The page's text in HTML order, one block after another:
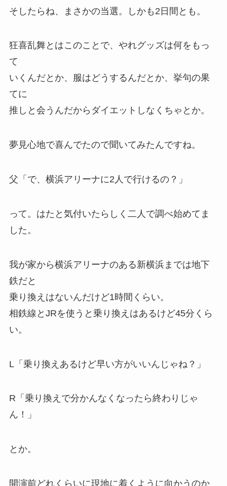
そしたらね、まさかの当選 。しかも2日間とも。
狂喜乱舞とはこのことで、やれグッズは何をもっ
て
いくんだとか、服はどうするんだとか、挙句の果
てに
推しと会うんだからダイエットしなくちゃとか。
夢見心地で喜んでたので聞いてみたんですね。
父「で、横浜アリーナに2人で行けるの？」
って。はたと気付いたらしく二人で調べ始めてま
した。
我が家から横浜アリーナのある新横浜までは地下
鉄だと
乗り換えはないんだけど1時間くらい。
相鉄線とJRを使うと乗り換えはあるけど45分くら
い。
L「乗り換えあるけど早い方がいいんじゃね？」
R「乗り換えで分かんなくなったら終わりじゃ
ん！」
とか。
開演前どれくらいに現地に着くように向かうのか